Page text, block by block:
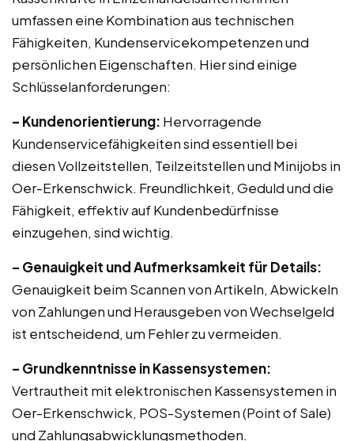
umfassen eine Kombination aus technischen
Fähigkeiten, Kundenservicekompetenzen und
persönlichen Eigenschaften. Hier sind einige
Schlüsselanforderungen:
– Kundenorientierung: Hervorragende
Kundenservicefähigkeiten sind essentiell bei
diesen Vollzeitstellen, Teilzeitstellen und Minijobs in
Oer-Erkenschwick. Freundlichkeit, Geduld und die
Fähigkeit, effektiv auf Kundenbedürfnisse
einzugehen, sind wichtig.
– Genauigkeit und Aufmerksamkeit für Details:
Genauigkeit beim Scannen von Artikeln, Abwickeln
von Zahlungen und Herausgeben von Wechselgeld
ist entscheidend, um Fehler zu vermeiden.
– Grundkenntnisse in Kassensystemen:
Vertrautheit mit elektronischen Kassensystemen in
Oer-Erkenschwick, POS-Systemen (Point of Sale)
und Zahlungsabwicklungsmethoden.